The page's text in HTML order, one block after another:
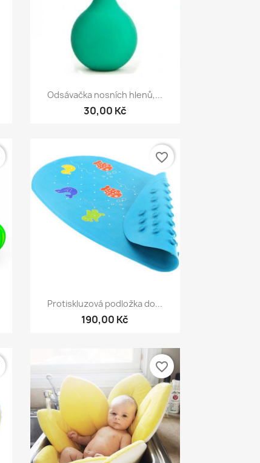
Rychlý náhled
Odsávačka nosních hlenů,...
30,00 Kč
Rychlý náhled
Protiskluzová podložka do...
190,00 Kč
favorite_border
favorite_border